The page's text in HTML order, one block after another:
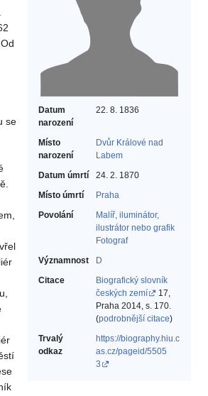
Datum
narození
22. 8. 1836
Místo
narození
Dvůr Králové nad
Labem
Datum úmrtí
24. 2. 1870
Místo úmrtí
Praha
Povolání
Malíř, iluminátor,
ilustrátor nebo grafik‎
Fotograf‎
Významnost
D
Citace
Biografický slovník
českých zemí
17,
Praha 2014, s. 170.
(podrobnější citace)
Trvalý
odkaz
https://biography.hiu.c
as.cz/pageid/5505
3
se